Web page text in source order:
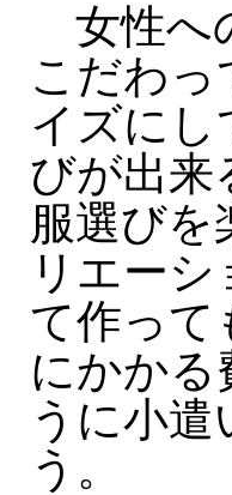
女性へ
こだわ
イズにし
びが出来
服選び
リエー
て作って
にかかる
うに小
う。